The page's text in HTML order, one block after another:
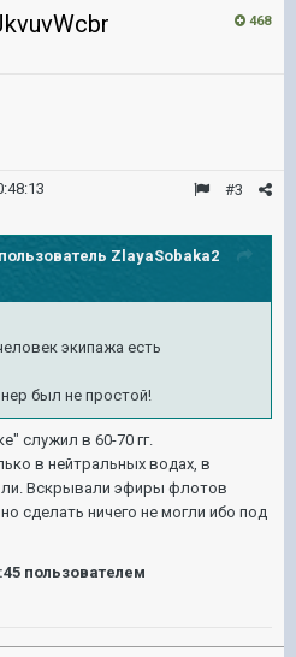
468
#3
ZlayaSobaka2
экипажа есть
был не простой!
служил в 60-70 гг.
в нейтральных водах, в
Вскрывали эфиры флотов
сделать ничего не могли ибо под
пользователем